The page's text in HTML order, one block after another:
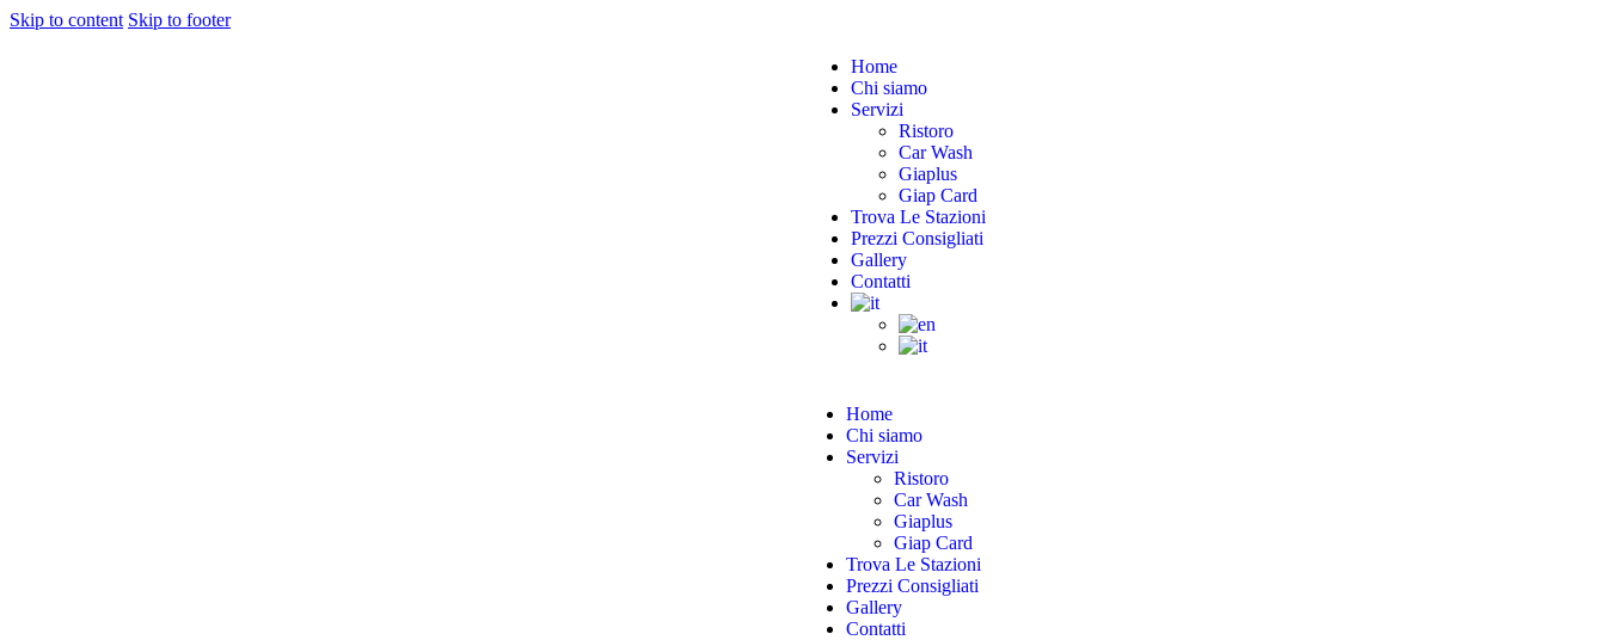
Skip to content Skip to footer
Home
Chi siamo
Servizi
Ristoro
Car Wash
Giaplus
Giap Card
Trova Le Stazioni
Prezzi Consigliati
Gallery
Contatti
Home
Chi siamo
Servizi
Ristoro
Car Wash
Giaplus
Giap Card
Trova Le Stazioni
Prezzi Consigliati
Gallery
Contatti